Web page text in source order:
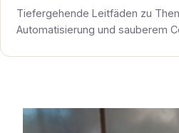
Tiefergehende Leitfäden zu
Automatisierung und sauberem